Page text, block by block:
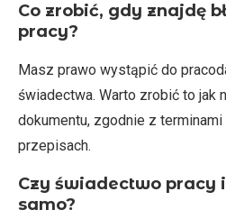
Co zrobić, gdy znajdę
pracy?
Masz prawo wystąpić do
świadectwa. Warto zrobić to jak
dokumentu, zgodnie z
przepisach.
Czy świadectwo pracy
samo?